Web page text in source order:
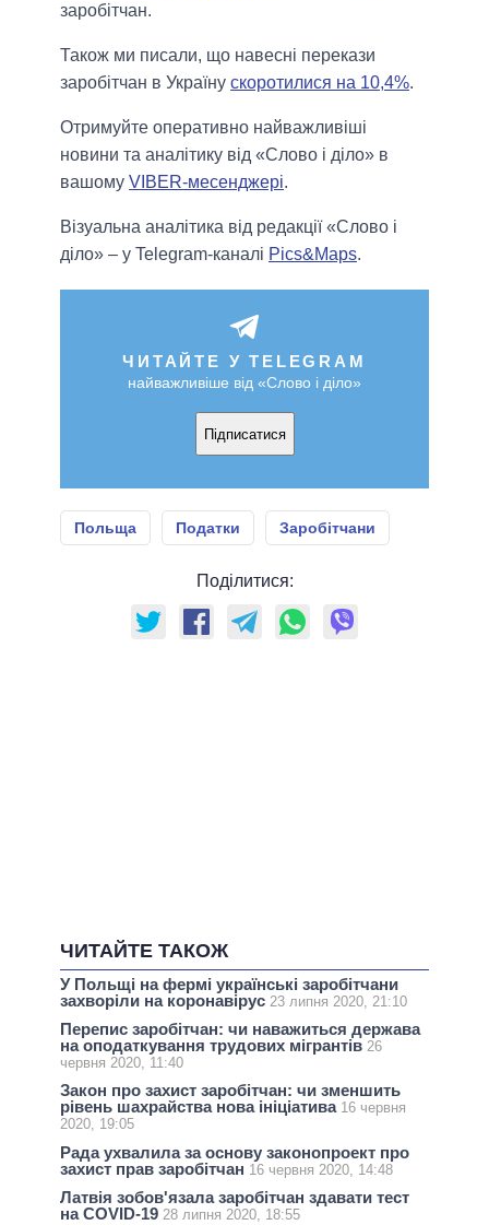
заробітчан.
Також ми писали, що навесні перекази
заробітчан в Україну скоротилися на 10,4%.
Отримуйте оперативно найважливіші
новини та аналітику від «Слово і діло» в
вашому VIBER-месенджері.
Візуальна аналітика від редакції «Слово і
діло» – у Telegram-каналі Pics&Maps.
ЧИТАЙТЕ У TELEGRAM
найважливіше від «Слово і діло»
Підписатися
Польща Податки Заробітчани
Поділитися:
ЧИТАЙТЕ ТАКОЖ
У Польщі на фермі українські заробітчани
захворіли на коронавірус 23 липня 2020, 21:10
Перепис заробітчан: чи наважиться держава
на оподаткування трудових мігрантів 26
червня 2020, 11:40
Закон про захист заробітчан: чи зменшить
рівень шахрайства нова ініціатива 16 червня
2020, 19:05
Рада ухвалила за основу законопроект про
захист прав заробітчан 16 червня 2020, 14:48
Латвія зобов'язала заробітчан здавати тест
на COVID-19 28 липня 2020, 18:55